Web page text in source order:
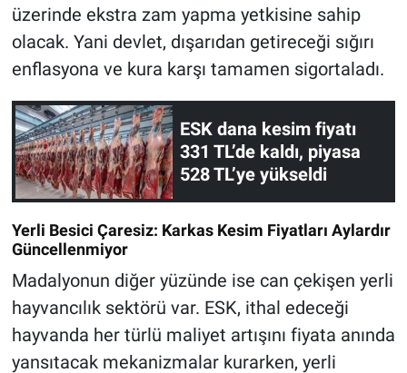
üzerinde ekstra zam yapma yetkisine sahip
olacak. Yani devlet, dışarıdan getireceği sığırı
enflasyona ve kura karşı tamamen sigortaladı.
ESK dana kesim fiyatı
331 TL’de kaldı, piyasa
528 TL’ye yükseldi
Yerli Besici Çaresiz: Karkas Kesim Fiyatları Aylardır
Güncellenmiyor
Madalyonun diğer yüzünde ise can çekişen yerli
hayvancılık sektörü var. ESK, ithal edeceği
hayvanda her türlü maliyet artışını fiyata anında
yansıtacak mekanizmalar kurarken, yerli